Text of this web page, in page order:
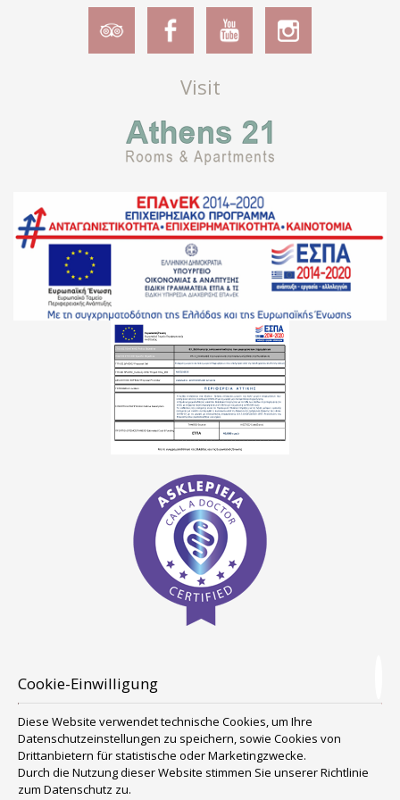
Visit
Cookie-Einwilligung
Diese Website verwendet technische Cookies, um Ihre
Datenschutzeinstellungen zu speichern, sowie Cookies von
Drittanbietern für statistische oder Marketingzwecke.
Durch die Nutzung dieser Website stimmen Sie unserer Richtlinie
zum Datenschutz zu.